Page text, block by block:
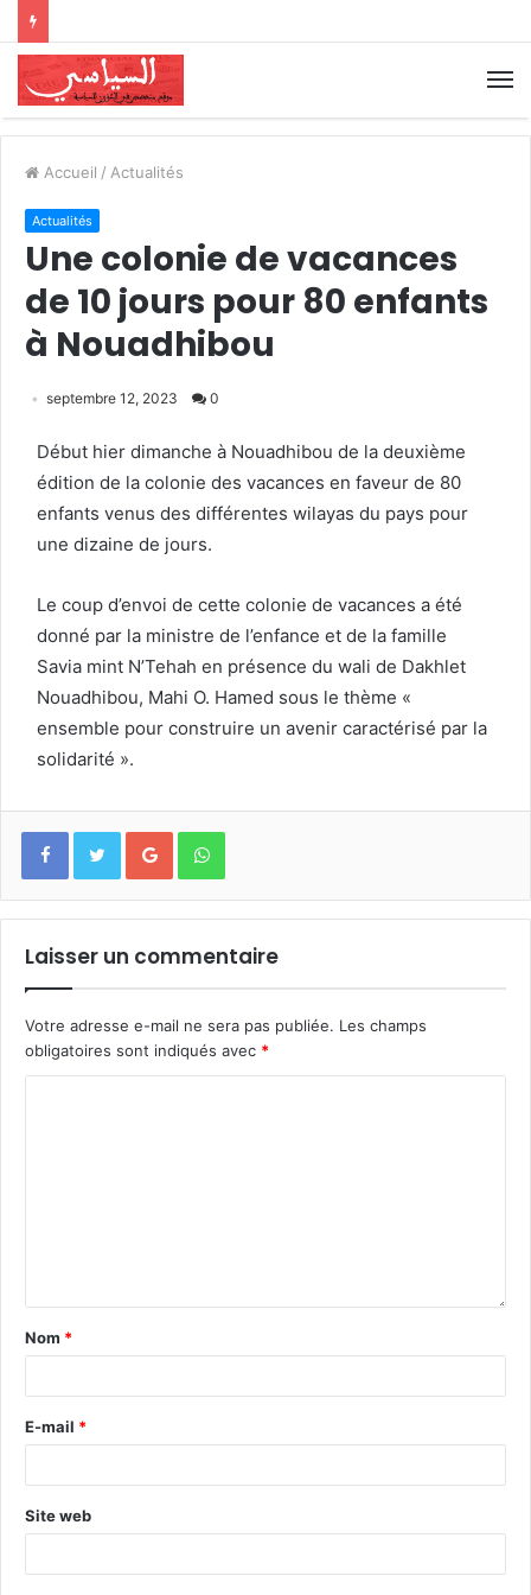
Accueil / Actualités
Actualités
Une colonie de vacances
de 10 jours pour 80 enfants
à Nouadhibou
septembre 12, 2023 0
Début hier dimanche à Nouadhibou de la deuxième
édition de la colonie des vacances en faveur de 80
enfants venus des différentes wilayas du pays pour
une dizaine de jours.
Le coup d’envoi de cette colonie de vacances a été
donné par la ministre de l’enfance et de la famille
Savia mint N’Tehah en présence du wali de Dakhlet
Nouadhibou, Mahi O. Hamed sous le thème «
ensemble pour construire un avenir caractérisé par la
solidarité ».
Google+WhatsApp
Laisser un commentaire
Votre adresse e-mail ne sera pas publiée. Les champs
obligatoires sont indiqués avec *
Nom *
E-mail *
Site web